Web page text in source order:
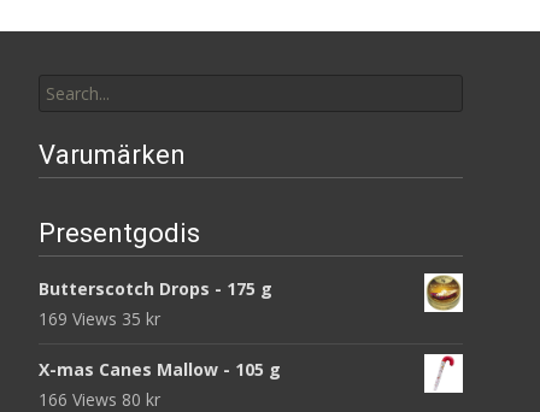
for:
Varumärken
Presentgodis
Butterscotch Drops - 175 g
169 Views 35 kr
X-mas Canes Mallow - 105 g
166 Views 80 kr